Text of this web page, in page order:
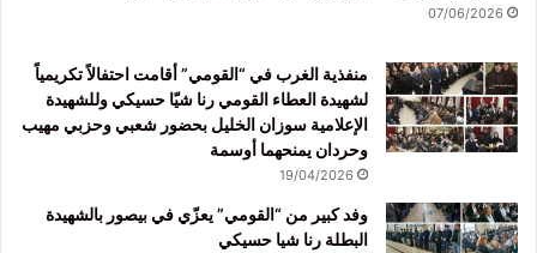
07/06/2026
منفذية الغرب في “القومي” أقامت احتفالاً تكريمياً
لشهيدة العطاء القومي رنا شيّا حسيكي وللشهيدة
الإعلامية سوزان الخليل بحضور شعبي وحزبي مهيب
وحردان يمنحهما أوسمة
19/04/2026
وفد كبير من “القومي” يعزّي في بيصور بالشهيدة
البطلة رنا شيا حسيكي